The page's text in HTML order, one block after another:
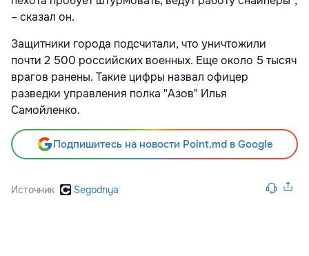
– сказал он.
Защитники города подсчитали, что уничтожили
почти 2 500 российских военных. Еще около 5 тысяч
врагов ранены. Такие цифры назвал офицер
разведки управления полка "Азов" Илья
Самойленко.
Подпишитесь на новости Point.md в Google
Источник Segodnya